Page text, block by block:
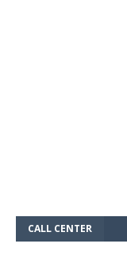
CALL CENTER